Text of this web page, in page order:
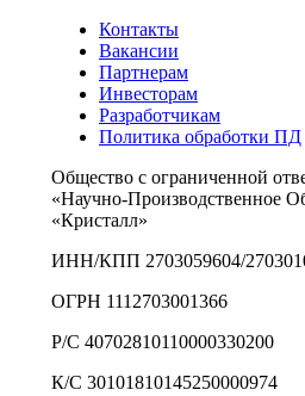
Контакты
Вакансии
Партнерам
Инвесторам
Разработчикам
Политика обработки ПД
Общество с ограниченной
«Научно-Производственное
«Кристалл»
ИНН/КПП 2703059604/
ОГРН 1112703001366
Р/С 40702810110000330200
К/С 30101810145250000974